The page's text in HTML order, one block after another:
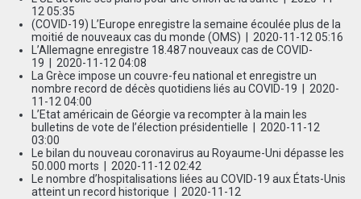
12 05:35
(COVID-19) L’Europe enregistre la semaine écoulée plus de la
moitié de nouveaux cas du monde (OMS) | 2020-11-12 05:16
L’Allemagne enregistre 18.487 nouveaux cas de COVID-
19 | 2020-11-12 04:08
La Grèce impose un couvre-feu national et enregistre un
nombre record de décès quotidiens liés au COVID-19 | 2020-
11-12 04:00
L’Etat américain de Géorgie va recompter à la main les
bulletins de vote de l’élection présidentielle | 2020-11-12
03:00
Le bilan du nouveau coronavirus au Royaume-Uni dépasse les
50.000 morts | 2020-11-12 02:42
Le nombre d’hospitalisations liées au COVID-19 aux États-Unis
atteint un record historique | 2020-11-12